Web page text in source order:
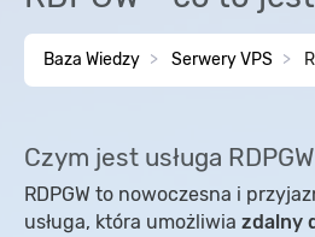
Baza Wiedzy Serwery VPS
Czym jest usługa
RDPGW to nowoczesna i
usługa, która umożliwia zdalny